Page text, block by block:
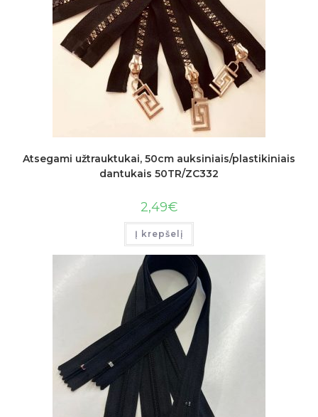
Atsegami užtrauktukai, 50cm auksiniais/plastikiniais
dantukais 50TR/ZC332
2,49€
Į krepšelį